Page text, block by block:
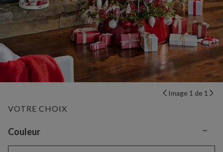
Image 1 de 1
VOTRE CHOIX
Variant selection
Couleur −